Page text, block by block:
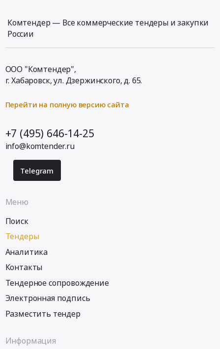
Комтендер — Все коммерческие тендеры и закупки
России
ООО "Комтендер",
г. Хабаровск,ул. Дзержинского, д. 65.
Перейти на полную версию сайта
+7 (495) 646-14-25
info@komtender.ru
Telegram
Меню
Поиск
Тендеры
Аналитика
Контакты
Тендерное сопровождение
Электронная подпись
Разместить тендер
Информация